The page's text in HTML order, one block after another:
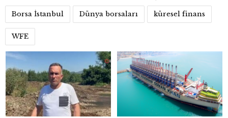
Borsa İstanbul Dünya borsaları küresel finans
WFE